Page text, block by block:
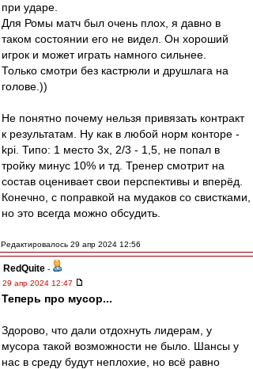
при ударе.
Для Ромы матч был очень плох, я давно в
таком состоянии его не видел. Он хороший
игрок и может играть намного сильнее.
Только смотри без кастрюли и друшлага на
голове.))
Не понятно почему нельзя привязать контракт
к результатам. Ну как в любой норм конторе -
kpi. Типо: 1 место 3х, 2/3 - 1,5, не попал в
тройку минус 10% и тд. Тренер смотрит на
состав оценивает свои перспективы и вперёд.
Конечно, с поправкой на мудаков со свистками,
но это всегда можно обсудить.
Редактировалось 29 апр 2024 12:56
RedQuite -
29 апр 2024 12:47
Теперь про мусор...
Здорово, что дали отдохнуть лидерам, у
мусора такой возможности не было. Шансы у
нас в среду будут неплохие, но всё равно